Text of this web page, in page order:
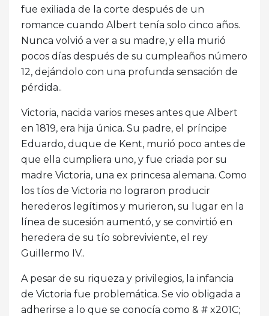
fue exiliada de la corte después de un
romance cuando Albert tenía solo cinco años.
Nunca volvió a ver a su madre, y ella murió
pocos días después de su cumpleaños número
12, dejándolo con una profunda sensación de
pérdida..
Victoria, nacida varios meses antes que Albert
en 1819, era hija única. Su padre, el príncipe
Eduardo, duque de Kent, murió poco antes de
que ella cumpliera uno, y fue criada por su
madre Victoria, una ex princesa alemana. Como
los tíos de Victoria no lograron producir
herederos legítimos y murieron, su lugar en la
línea de sucesión aumentó, y se convirtió en
heredera de su tío sobreviviente, el rey
Guillermo IV..
A pesar de su riqueza y privilegios, la infancia
de Victoria fue problemática. Se vio obligada a
adherirse a lo que se conocía como & # x201C;